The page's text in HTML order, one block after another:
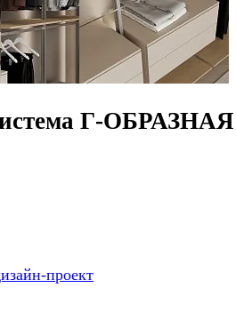
Г-ОБРАЗНАЯ
проект